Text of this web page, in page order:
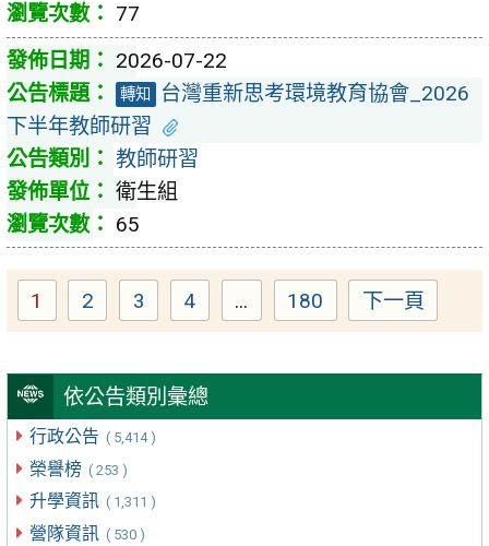
依公告類別彙總
行政公告 ( 5,414 )
榮譽榜 ( 253 )
升學資訊 ( 1,311 )
營隊資訊 ( 530 )
77
2026-07-22
轉知
台灣重新思考環境教育協會_2026
下半年教師研習
教師研習
衛生組
65
Page
1 Page
2 Page
3 Page
4 ... Page
180 下一頁